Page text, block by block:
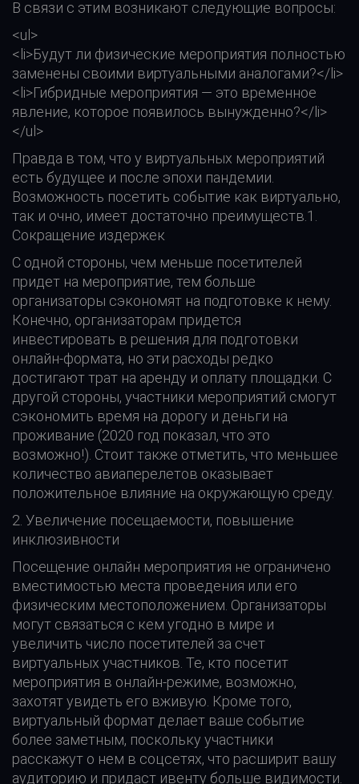
В связи с этим возникают следующие вопросы:
<ul>
<li>Будут ли физические мероприятия полностью
заменены своими виртуальными аналогами?</li>
<li>Гибридные мероприятия — это временное
явление, которое появилось вынужденно?</li>
</ul>
Правда в том, что у виртуальных мероприятий
есть будущее и после эпохи пандемии.
Возможность посетить событие как виртуально,
так и очно, имеет достаточно преимуществ.1.
Сокращение издержек
С одной стороны, чем меньше посетителей
придет на мероприятие, тем больше
организаторы сэкономят на подготовке к нему.
Конечно, организаторам придется
инвестировать в решения для подготовки
онлайн-формата, но эти расходы редко
достигают трат на аренду и оплату площадки. С
другой стороны, участники мероприятий смогут
сэкономить время на дорогу и деньги на
проживание (2020 год показал, что это
возможно!). Стоит также отметить, что меньшее
количество авиаперелетов оказывает
положительное влияние на окружающую среду.
2. Увеличение посещаемости, повышение
инклюзивности
Посещение онлайн мероприятия не ограничено
вместимостью места проведения или его
физическим местоположением. Организаторы
могут связаться с кем угодно в мире и
увеличить число посетителей за счет
виртуальных участников. Те, кто посетит
мероприятия в онлайн-режиме, возможно,
захотят увидеть его вживую. Кроме того,
виртуальный формат делает ваше событие
более заметным, поскольку участники
расскажут о нем в соцсетях, что расширит вашу
аудиторию и придаст ивенту больше видимости.